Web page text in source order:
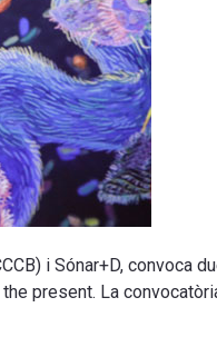
i Sónar+D,
present. La